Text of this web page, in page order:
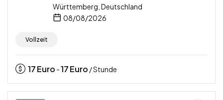
Württemberg, Deutschland
08/08/2026
Vollzeit
17Euro -17Euro / Stunde